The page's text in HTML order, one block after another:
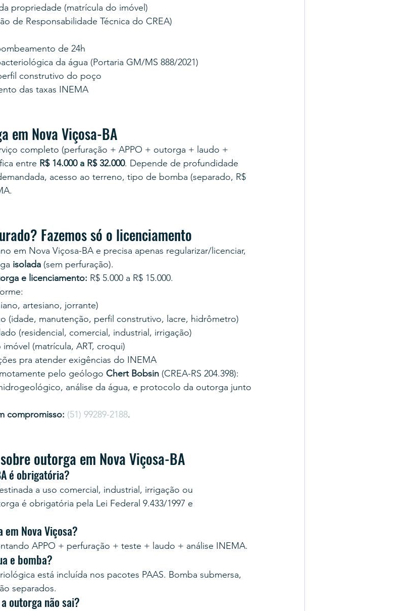
propriedade (matrícula do imóvel)
de Responsabilidade Técnica do CREA)
de 24h
da água (Portaria GM/MS 888/2021)
construtivo do poço
das taxas INEMA
em Nova Viçosa-BA
completo (perfuração + APPO + outorga + laudo +
entre R$ 14.000 a R$ 32.000. Depende de profundidade
acesso ao terreno, tipo de bomba (separado, R$
Fazemos só o licenciamento
em Nova Viçosa-BA e precisa apenas regularizar/licenciar,
isolada (sem perfuração).
e licenciamento: R$ 5.000 a R$ 15.000.
artesiano, jorrante)
(idade, manutenção, perfil construtivo, lacre, hidrômetro)
(residencial, comercial, industrial, irrigação)
(matrícula, ART, croqui)
pra atender exigências do INEMA
pelo geólogo Chert Bobsin (CREA-RS 204.398):
análise da água, e protocolo da outorga junto
compromisso: (51) 99289-2188.
outorga em Nova Viçosa-BA
é obrigatória?
a uso comercial, industrial, irrigação ou
é obrigatória pela Lei Federal 9.433/1997 e
Nova Viçosa?
APPO + perfuração + teste + laudo + análise INEMA.
e bomba?
está incluída nos pacotes PAAS. Bomba submersa,
separados.
outorga não sai?